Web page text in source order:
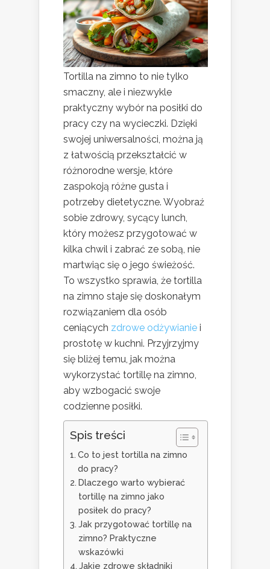
Tortilla na zimno to nie tylko
smaczny, ale i niezwykle
praktyczny wybór na posiłki do
pracy czy na wycieczki. Dzięki
swojej uniwersalności, można ją
z łatwością przekształcić w
różnorodne wersje, które
zaspokoją różne gusta i
potrzeby dietetyczne. Wyobraź
sobie zdrowy, sycący lunch,
który możesz przygotować w
kilka chwil i zabrać ze sobą, nie
martwiąc się o jego świeżość.
To wszystko sprawia, że tortilla
na zimno staje się doskonałym
rozwiązaniem dla osób
ceniących zdrowe odżywianie i
prostotę w kuchni. Przyjrzyjmy
się bliżej temu, jak można
wykorzystać tortillę na zimno,
aby wzbogacić swoje
codzienne posiłki.
Spis treści
Co to jest tortilla na zimno
do pracy?
Dlaczego warto wybierać
tortillę na zimno jako
posiłek do pracy?
Jak przygotować tortillę na
zimno? Praktyczne
wskazówki
Jakie zdrowe składniki